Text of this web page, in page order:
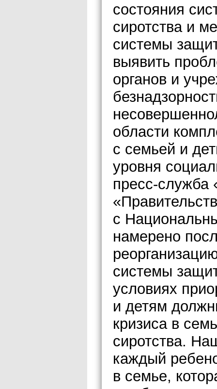
состояния
сиротства и
системы
выявить
органов и
области
с семьей и
уровня
пресс-служба
с
намерено
системы
условиях
и детям
кризиса в
сиротства.
каждый
в семье,